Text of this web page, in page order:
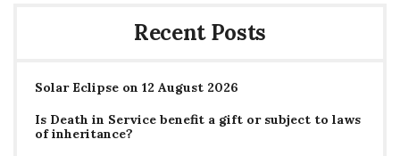
Recent Posts
Solar Eclipse on 12 August 2026
Is Death in Service benefit a gift or subject to laws
of inheritance?